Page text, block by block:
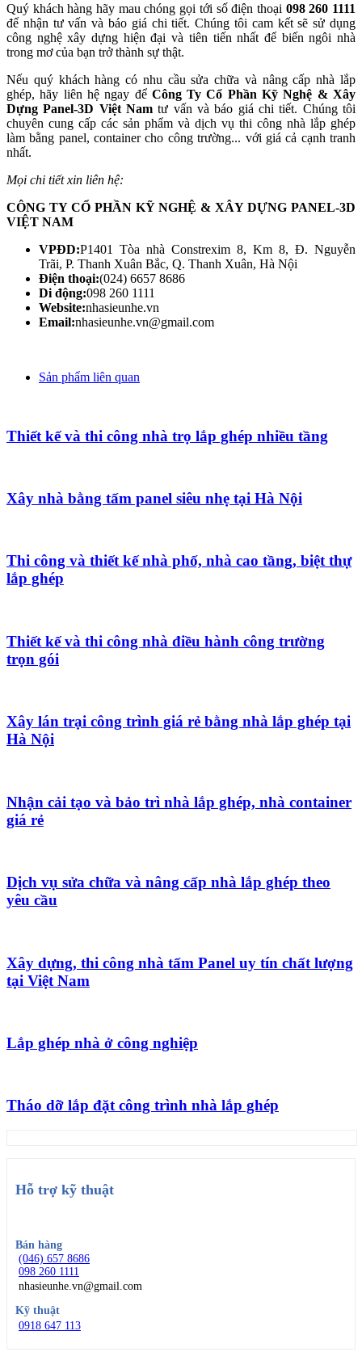
Quý khách hàng hãy mau chóng gọi tới số điện thoại 098 260 1111
để nhận tư vấn và báo giá chi tiết. Chúng tôi cam kết sẽ sử dụng
công nghệ xây dựng hiện đại và tiên tiến nhất để biến ngôi nhà
trong mơ của bạn trở thành sự thật.
Nếu quý khách hàng có nhu cầu sửa chữa và nâng cấp nhà lắp
ghép, hãy liên hệ ngay để Công Ty Cổ Phần Kỹ Nghệ & Xây
Dựng Panel-3D Việt Nam tư vấn và báo giá chi tiết. Chúng tôi
chuyên cung cấp các sản phẩm và dịch vụ thi công nhà lắp ghép
làm bằng panel, container cho công trường... với giá cả cạnh tranh
nhất.
Mọi chi tiết xin liên hệ:
CÔNG TY CỔ PHẦN KỸ NGHỆ & XÂY DỰNG PANEL-3D
VIỆT NAM
VPĐD:P1401 Tòa nhà Constrexim 8, Km 8, Đ. Nguyễn
Trãi, P. Thanh Xuân Bắc, Q. Thanh Xuân, Hà Nội
Điện thoại:(024) 6657 8686
Di động:098 260 1111
Website:nhasieunhe.vn
Email:nhasieunhe.vn@gmail.com
Sản phẩm liên quan
Thiết kế và thi công nhà trọ lắp ghép nhiều tầng
Xây nhà bằng tấm panel siêu nhẹ tại Hà Nội
Thi công và thiết kế nhà phố, nhà cao tầng, biệt thự
lắp ghép
Thiết kế và thi công nhà điều hành công trường
trọn gói
Xây lán trại công trình giá rẻ bằng nhà lắp ghép tại
Hà Nội
Nhận cải tạo và bảo trì nhà lắp ghép, nhà container
giá rẻ
Dịch vụ sửa chữa và nâng cấp nhà lắp ghép theo
yêu cầu
Xây dựng, thi công nhà tấm Panel uy tín chất lượng
tại Việt Nam
Lắp ghép nhà ở công nghiệp
Tháo dỡ lắp đặt công trình nhà lắp ghép
Hỗ trợ kỹ thuật
Bán hàng
(046) 657 8686
098 260 1111
nhasieunhe.vn@gmail.com
Kỹ thuật
0918 647 113